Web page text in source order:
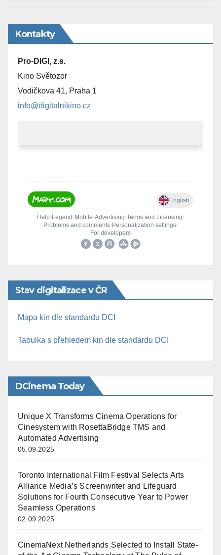
Kontakty
Pro-DIGI, z.s.
Kino Světozor
Vodičkova 41, Praha 1
info@digitalnikino.cz
Stav digitalizace v ČR
Mapa kin dle standardu DCI
Tabulka s přehledem kin dle standardu DCI
DCinema Today
Unique X Transforms Cinema Operations for
Cinesystem with RosettaBridge TMS and
Automated Advertising
05.09.2025
Toronto International Film Festival Selects Arts
Alliance Media’s Screenwriter and Lifeguard
Solutions for Fourth Consecutive Year to Power
Seamless Operations
02.09.2025
CinemaNext Netherlands Selected to Install State-